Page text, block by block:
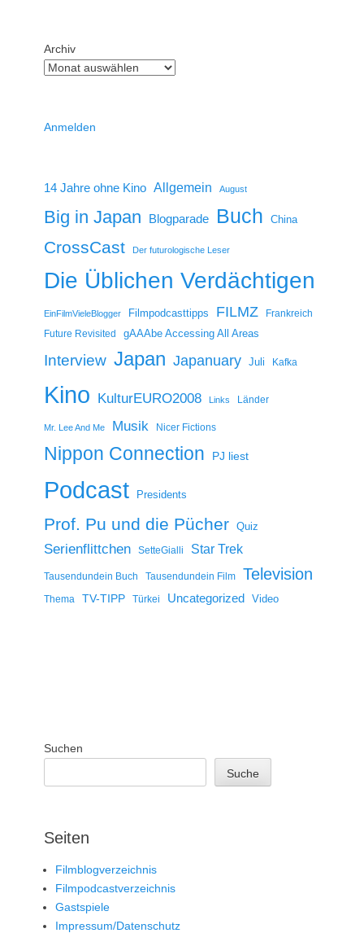
Archiv
Anmelden
14 Jahre ohne Kino Allgemein August
Big in Japan Blogparade Buch China
CrossCast Der futurologische Leser
Die Üblichen Verdächtigen
EinFilmVieleBlogger Filmpodcasttipps FILMZ
Frankreich
Future Revisited
gAAAbe Accessing All Areas
Interview Japan Japanuary Juli Kafka
Kino KulturEURO2008 Links Länder
Mr. Lee And Me Musik Nicer Fictions
Nippon Connection PJ liest
Podcast Presidents
Prof. Pu und die Pücher Quiz
Serienflittchen SetteGialli Star Trek
Tausendundein Buch Tausendundein Film Television
Thema TV-TIPP Türkei Uncategorized Video
Suchen
Suche
Seiten
Filmblogverzeichnis
Filmpodcastverzeichnis
Gastspiele
Impressum/Datenschutz